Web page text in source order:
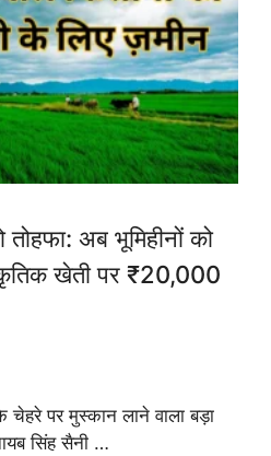
तोहफा: अब भूमिहीनों को
खेती पर ₹20,000
चेहरे पर मुस्कान लाने वाला बड़ा
सिंह सैनी …